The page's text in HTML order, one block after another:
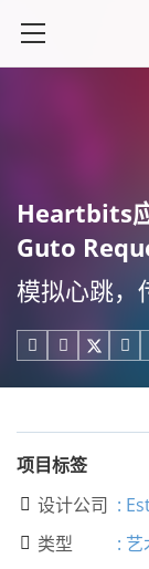
Heartbits
Guto
模拟心跳，
  
项目标签
 设计公司 :
 类型 : 艺